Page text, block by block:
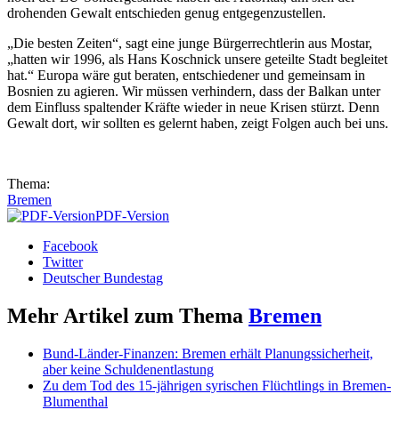
drohenden Gewalt entschieden genug entgegenzustellen.
„Die besten Zeiten“, sagt eine junge Bürgerrechtlerin aus Mostar,
„hatten wir 1996, als Hans Koschnick unsere geteilte Stadt begleitet
hat.“ Europa wäre gut beraten, entschiedener und gemeinsam in
Bosnien zu agieren. Wir müssen verhindern, dass der Balkan unter
dem Einfluss spaltender Kräfte wieder in neue Krisen stürzt. Denn
Gewalt dort, wir sollten es gelernt haben, zeigt Folgen auch bei uns.
Thema:
Bremen
PDF-Version
Facebook
Twitter
Deutscher Bundestag
Mehr Artikel zum Thema Bremen
Bund-Länder-Finanzen: Bremen erhält Planungssicherheit,
aber keine Schuldenentlastung
Zu dem Tod des 15-jährigen syrischen Flüchtlings in Bremen-
Blumenthal